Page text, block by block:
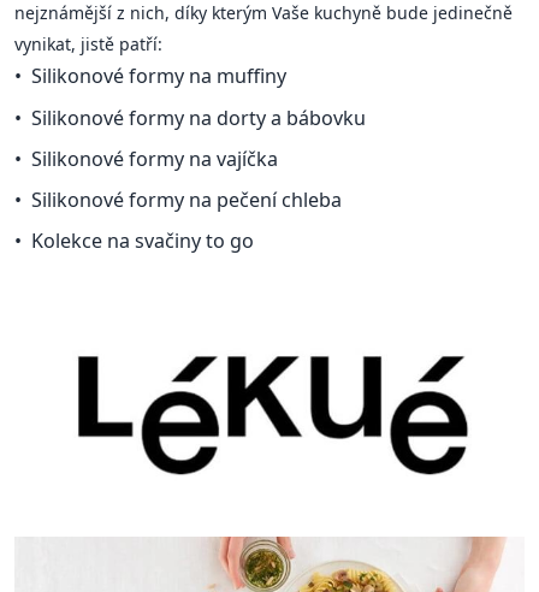
nejznámější z nich, díky kterým Vaše kuchyně bude jedinečně
vynikat, jistě patří:
Silikonové formy na muffiny
Silikonové formy na dorty a bábovku
Silikonové formy na vajíčka
Silikonové formy na pečení chleba
Kolekce na svačiny to go